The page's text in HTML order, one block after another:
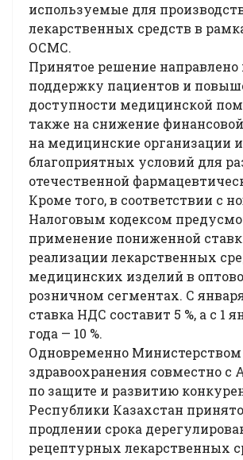
используемые для
лекарственных средств в
ОСМС.
Принятое решение направлено
поддержку пациентов и
доступности медицинской
также на снижение
на медицинские организации
благоприятных условий для
отечественной
Кроме того, в соответствии с
Налоговым кодексом
применение пониженной
реализации лекарственных
медицинских изделий в
розничном сегментах. С
ставка НДС составит 5 %, а с 1
года — 10 %.
Одновременно Министерством
здравоохранения совместно с
по защите и развитию
Республики Казахстан
продлении срока
рецептурных лекарственных